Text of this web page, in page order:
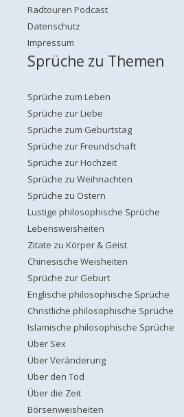
Radtouren Podcast
Datenschutz
Impressum
Sprüche zu Themen
Sprüche zum Leben
Sprüche zur Liebe
Sprüche zum Geburtstag
Sprüche zur Freundschaft
Sprüche zur Hochzeit
Sprüche zu Weihnachten
Sprüche zu Ostern
Lustige philosophische Sprüche
Lebensweisheiten
Zitate zu Körper & Geist
Chinesische Weisheiten
Sprüche zur Geburt
Englische philosophische Sprüche
Christliche philosophische Sprüche
Islamische philosophische Sprüche
Über Sex
Über Veränderung
Über den Tod
Über die Zeit
Börsenweisheiten